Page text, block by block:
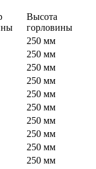
Высота
горловины
250 мм
250 мм
250 мм
250 мм
250 мм
250 мм
250 мм
250 мм
250 мм
250 мм